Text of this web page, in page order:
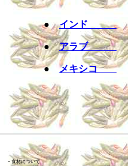
●インド
●アラブ
● メキシコ
－食材について